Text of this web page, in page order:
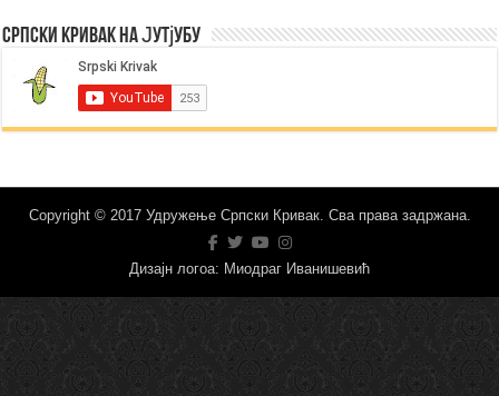
Српски Кривак на Јутјубу
Copyright © 2017 Удружење Српски Кривак. Сва права задржана.
Дизајн логоа: Миодраг Иванишевић